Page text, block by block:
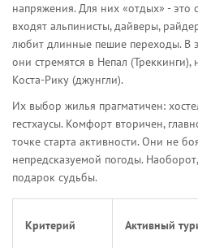
напряжения. Для них «отдых» -
входят альпинисты, дайверы,
любит длинные пешие переходы. В
они стремятся в Непал
Коста-Рику (джунгли).
Их выбор жилья прагматичен:
гестхаусы. Комфорт вторичен,
точке старта активности. Они не
непредсказуемой погоды.
подарок судьбы.
Критерий Активный